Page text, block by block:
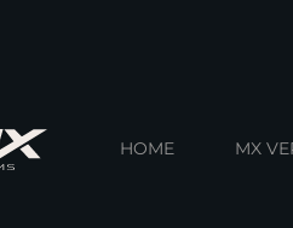
HOME MX